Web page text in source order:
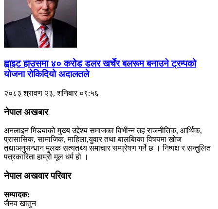
ह्वाइट हाउसमा ४० करोड डलर खर्चेर बलरूम बनाउने ट्रम्पको
योजना रोकिदियो अदालतले
२०८३ श्रावण २३, शनिबार ०९:५६
नेपाल अखबार
अनलाइन मिडयाको मुख्य उद्देश्य समाजका विभीन्न तह राजनीतिक, आर्थिक,
प्रासासिक, सामाजिक, माहिला,युवार तथा बालबािका विषयमा खोज
तथाअनुसन्धान मुलक सत्यतथ्य समाचार सम्प्रेषण गर्ने छ । निष्पक्ष र सन्तुलित
पत्रकारिता हाम्रो मूल धर्म हो ।
नेपाल अखवार परिवार
सम्पादक:
जैनव खातुन